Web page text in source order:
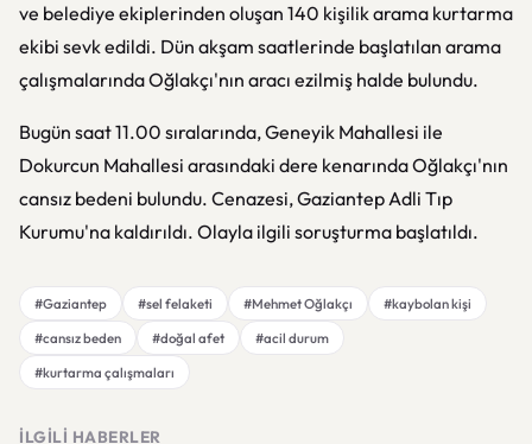
ve belediye ekiplerinden oluşan 140 kişilik arama kurtarma
ekibi sevk edildi. Dün akşam saatlerinde başlatılan arama
çalışmalarında Oğlakçı'nın aracı ezilmiş halde bulundu.
Bugün saat 11.00 sıralarında, Geneyik Mahallesi ile
Dokurcun Mahallesi arasındaki dere kenarında Oğlakçı'nın
cansız bedeni bulundu. Cenazesi, Gaziantep Adli Tıp
Kurumu'na kaldırıldı. Olayla ilgili soruşturma başlatıldı.
#Gaziantep #sel felaketi #Mehmet Oğlakçı
#kaybolan kişi
#cansız beden
#doğal afet
#acil durum
#kurtarma çalışmaları
İLGILI HABERLER